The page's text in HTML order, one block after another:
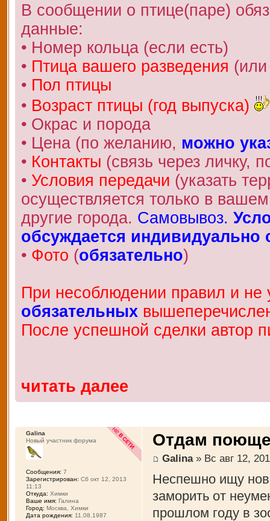
В сообщении о птице(паре)
данные:
• Номер кольца (если есть)
• Птица вашего разведения
• Пол птицы
• Возраст птицы (год выпуска)
• Окрас и порода
• Цена (по желанию, можно
• Контакты (связь через личку,
• Условия передачи (указать
осуществляется только в
другие города. Самовывоз.
обсуждается индивидуально
• Фото (обязательно)
При несоблюдении правил и не
обязательных
После успешной сделки автор
читать далее
Отдам
Galina» Вс авг 12,
Неспешно ищу
заморить от
прошлом году в
Galina
Новый участник форума
Сообщения: 7
Зарегистрирован: Сб окт 12, 2013
11:13
Откуда: Химки
Ваше имя: Галина
Город: Москва, Химки
Дата рождения: 11.08.1987